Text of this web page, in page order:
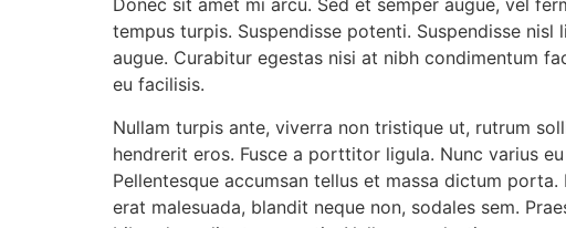
Donec sit amet mi arcu. Sed et semper augue, vel
tempus turpis. Suspendisse potenti. Suspendisse
augue. Curabitur egestas nisi at nibh condimentum
eu facilisis.
Nullam turpis ante, viverra non tristique ut, rutrum
hendrerit eros. Fusce a porttitor ligula. Nunc varius
Pellentesque accumsan tellus et massa dictum
erat malesuada, blandit neque non, sodales sem.